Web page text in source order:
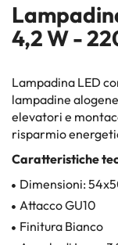
4,2 W -
Lampadina LED
lampadine
elevatori e
risparmio
Caratteristiche
Dimensioni:
Attacco GU10
Finitura Bianco